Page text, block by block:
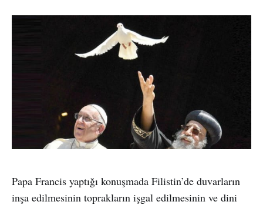
Papa Francis yaptığı konuşmada Filistin’de duvarların
inşa edilmesinin toprakların işgal edilmesinin ve dini